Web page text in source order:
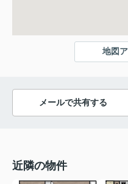
地図
メールで共有する
近隣の物件